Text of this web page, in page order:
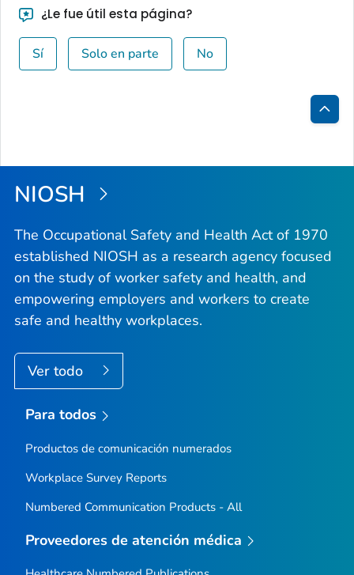
¿Le fue útil esta página?
Sí Solo en parte No
la
NIOSH
The Occupational Safety and Health Act of 1970
established NIOSH as a research agency focused
on the study of worker safety and health, and
empowering employers and workers to create
safe and healthy workplaces.
Ver todo
Para todos
Productos de comunicación numerados
Workplace Survey Reports
Numbered Communication Products - All
Proveedores de atención médica